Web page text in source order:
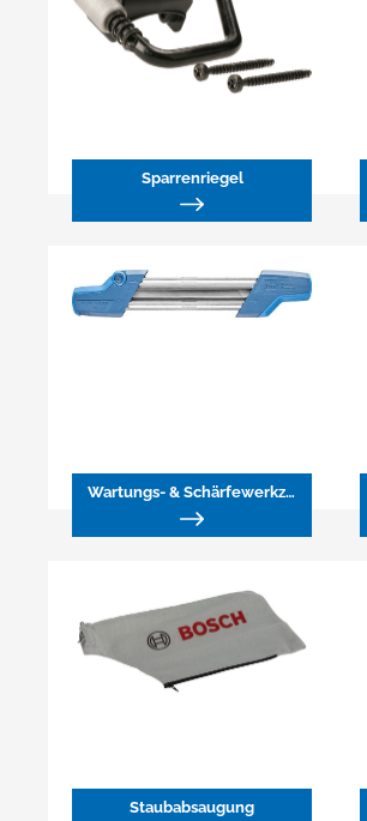
Sparrenriegel
Wartungs- & Schärfewerkzeuge
Staubabsaugung